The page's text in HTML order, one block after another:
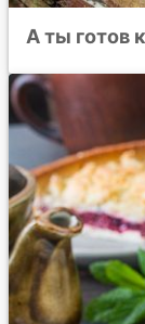
А ты готов